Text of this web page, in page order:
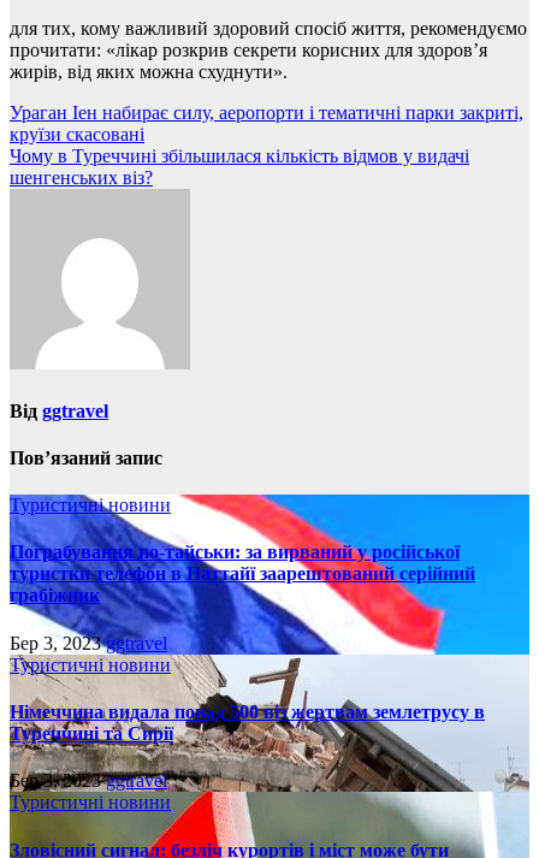
для тих, кому важливий здоровий спосіб життя, рекомендуємо
прочитати: «лікар розкрив секрети корисних для здоров’я
жирів, від яких можна схуднути».
Навігація
записів
Ураган Іен набирає силу, аеропорти і тематичні парки закриті,
круїзи скасовані
Чому в Туреччині збільшилася кількість відмов у видачі
шенгенських віз?
Від ggtravel
Пов’язаний запис
Туристичні новини
Пограбування по-тайськи: за вирваний у російської
туристки телефон в Паттайї заарештований серійний
грабіжник
Бер 3, 2023ggtravel
Туристичні новини
Німеччина видала понад 500 віз жертвам землетрусу в
Туреччині та Сирії
Бер 3, 2023ggtravel
Туристичні новини
Зловісний сигнал: безліч курортів і міст може бути